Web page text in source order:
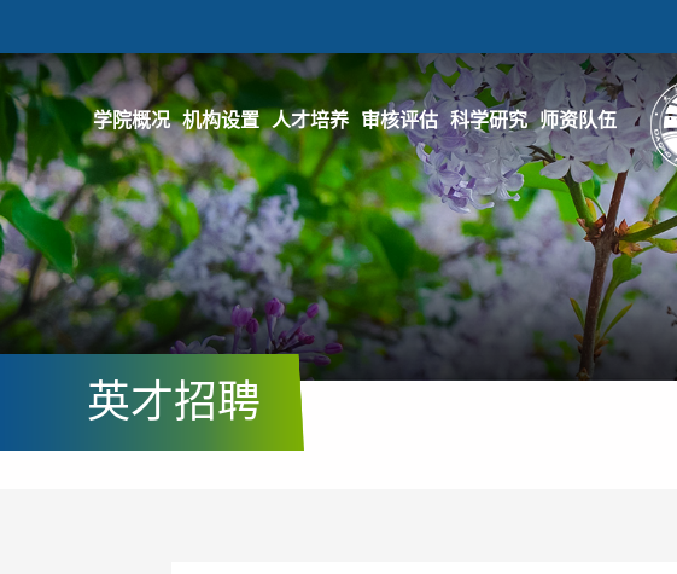
学院概况 机构设置 人才培养 审核评估 科学研究 师资队伍
英才招聘